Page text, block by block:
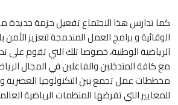
كما تدارس هذا الاجتماع تفعيل حزمة جديدة من
الوقائية و برامج العمل المندمجة لتعزيز
الرياضية الوطنية، خصوصا تلك التي تقوم على
مع كافة المتدخلين والفاعلين في المجال
مخططات عمل تجمع بين التكنولوجيا العصرية
للمعايير التي تفرضها المنظمات الرياضية